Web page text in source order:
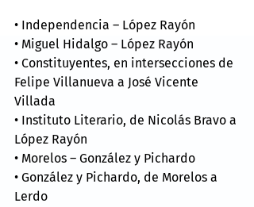
• Independencia – López Rayón
• Miguel Hidalgo – López Rayón
• Constituyentes, en intersecciones de
Felipe Villanueva a José Vicente
Villada
• Instituto Literario, de Nicolás Bravo a
López Rayón
• Morelos – González y Pichardo
• González y Pichardo, de Morelos a
Lerdo